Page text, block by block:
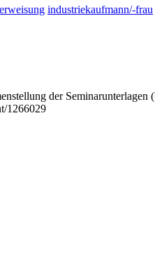
industriekaufmann/-frau
der
1266029